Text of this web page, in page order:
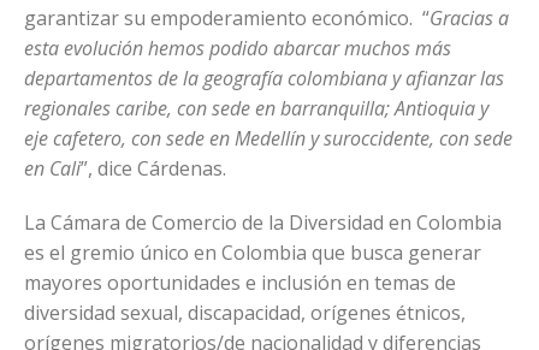
garantizar su empoderamiento económico. “Gracias a
esta evolución hemos podido abarcar muchos más
departamentos de la geografía colombiana y afianzar las
regionales caribe, con sede en barranquilla; Antioquia y
eje cafetero, con sede en Medellín y suroccidente, con sede
en Cali”, dice Cárdenas.
La Cámara de Comercio de la Diversidad en Colombia
es el gremio único en Colombia que busca generar
mayores oportunidades e inclusión en temas de
diversidad sexual, discapacidad, orígenes étnicos,
orígenes migratorios/de nacionalidad y diferencias